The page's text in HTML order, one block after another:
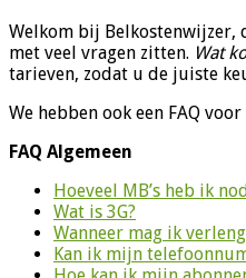
Welkom bij Belkostenwijzer,
met veel vragen zitten. Wat
tarieven, zodat u de juiste
We hebben ook een FAQ voor
FAQ Algemeen
Hoeveel MB’s heb ik
Wat is 3G?
Wanneer mag ik
Kan ik mijn